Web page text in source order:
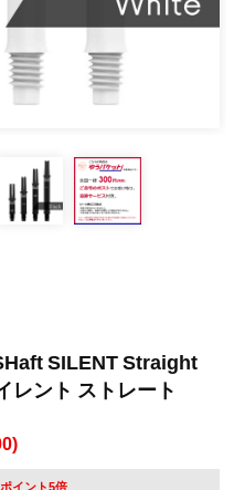
SILENT Straight
レント ストレート
イント5倍